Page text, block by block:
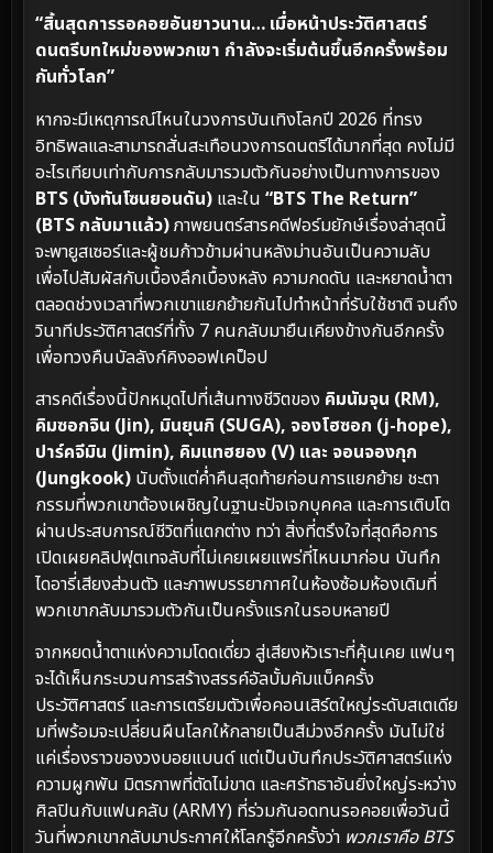
“สิ้นสุดการรอคอยอันยาวนาน… เมื่อหน้าประวัติศาสตร์
ดนตรีบทใหม่ของพวกเขา กำลังจะเริ่มต้นขึ้นอีกครั้งพร้อม
กันทั่วโลก”
หากจะมีเหตุการณ์ไหนในวงการบันเทิงโลกปี 2026 ที่ทรง
อิทธิพลและสามารถสั่นสะเทือนวงการดนตรีได้มากที่สุด คงไม่มี
อะไรเทียบเท่ากับการกลับมารวมตัวกันอย่างเป็นทางการของ
BTS (บังทันโซนยอนดัน) และใน “BTS The Return”
(BTS กลับมาแล้ว)ภาพยนตร์สารคดีฟอร์มยักษ์เรื่องล่าสุดนี้
จะพายูสเซอร์และผู้ชมก้าวข้ามผ่านหลังม่านอันเป็นความลับ
เพื่อไปสัมผัสกับเบื้องลึกเบื้องหลัง ความกดดัน และหยาดน้ำตา
ตลอดช่วงเวลาที่พวกเขาแยกย้ายกันไปทำหน้าที่รับใช้ชาติ จนถึง
วินาทีประวัติศาสตร์ที่ทั้ง 7 คนกลับมายืนเคียงข้างกันอีกครั้ง
เพื่อทวงคืนบัลลังก์คิงออฟเคป็อป
สารคดีเรื่องนี้ปักหมุดไปที่เส้นทางชีวิตของ คิมนัมจุน (RM),
คิมซอกจิน (Jin), มินยุนกิ (SUGA), จองโฮซอก (j-hope),
ปาร์คจีมิน (Jimin), คิมแทฮยอง (V) และ จอนจองกุก
(Jungkook) นับตั้งแต่ค่ำคืนสุดท้ายก่อนการแยกย้าย ชะตา
กรรมที่พวกเขาต้องเผชิญในฐานะปัจเจกบุคคล และการเติบโต
ผ่านประสบการณ์ชีวิตที่แตกต่าง ทว่า สิ่งที่ตรึงใจที่สุดคือการ
เปิดเผยคลิปฟุตเทจลับที่ไม่เคยเผยแพร่ที่ไหนมาก่อน บันทึก
ไดอารี่เสียงส่วนตัว และภาพบรรยากาศในห้องซ้อมห้องเดิมที่
พวกเขากลับมารวมตัวกันเป็นครั้งแรกในรอบหลายปี
จากหยดน้ำตาแห่งความโดดเดี่ยว สู่เสียงหัวเราะที่คุ้นเคย แฟนๆ
จะได้เห็นกระบวนการสร้างสรรค์อัลบั้มคัมแบ็คครั้ง
ประวัติศาสตร์ และการเตรียมตัวเพื่อคอนเสิร์ตใหญ่ระดับสเตเดีย
มที่พร้อมจะเปลี่ยนผืนโลกให้กลายเป็นสีม่วงอีกครั้ง มันไม่ใช่
แค่เรื่องราวของวงบอยแบนด์ แต่เป็นบันทึกประวัติศาสตร์แห่ง
ความผูกพัน มิตรภาพที่ตัดไม่ขาด และศรัทธาอันยิ่งใหญ่ระหว่าง
ศิลปินกับแฟนคลับ (ARMY) ที่ร่วมกันอดทนรอคอยเพื่อวันนี้
วันที่พวกเขากลับมาประกาศให้โลกรู้อีกครั้งว่า พวกเราคือ BTS